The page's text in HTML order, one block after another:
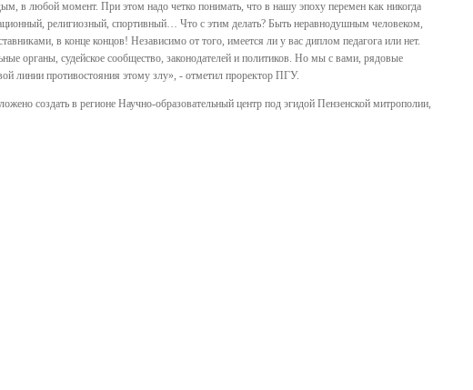
в любой момент. При этом надо четко понимать, что в нашу эпоху перемен как никогда
религиозный, спортивный… Что с этим делать? Быть неравнодушным человеком,
в конце концов! Независимо от того, имеется ли у вас диплом педагога или нет.
органы, судейское сообщество, законодателей и политиков. Но мы с вами, рядовые
линии противостояния этому злу», - отметил проректор ПГУ.
создать в регионе Научно-образовательный центр под эгидой Пензенской митрополии,